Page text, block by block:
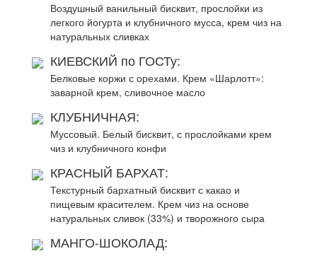
Воздушный ванильный бисквит, прослойки из
легкого йогурта и клубничного мусса, крем чиз на
натуральных сливках
КИЕВСКИЙ по ГОСТу:
Белковые коржи с орехами. Крем «Шарлотт»:
заварной крем, сливочное масло
КЛУБНИЧНАЯ:
Муссовый. Белый бисквит, с прослойками крем
чиз и клубничного конфи
КРАСНЫЙ БАРХАТ:
Текстурный бархатный бисквит с какао и
пищевым красителем. Крем чиз на основе
натуральных сливок (33%) и творожного сыра
МАНГО-ШОКОЛАД: